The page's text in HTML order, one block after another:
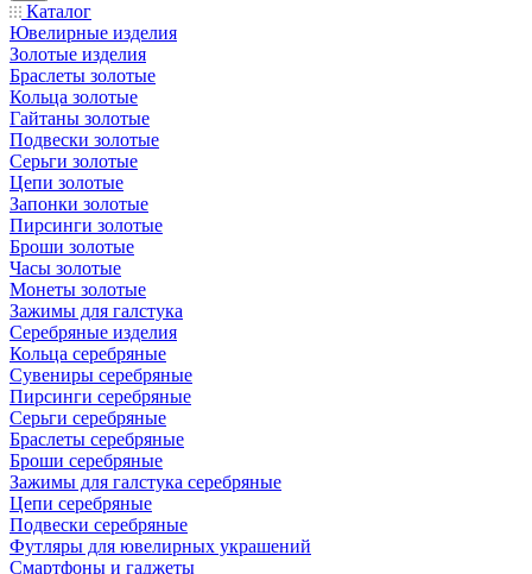
Каталог
Ювелирные изделия
Золотые изделия
Браслеты золотые
Кольца золотые
Гайтаны золотые
Подвески золотые
Серьги золотые
Цепи золотые
Запонки золотые
Пирсинги золотые
Броши золотые
Часы золотые
Монеты золотые
Зажимы для галстука
Серебряные изделия
Кольца серебряные
Сувениры серебряные
Пирсинги серебряные
Серьги серебряные
Браслеты серебряные
Броши серебряные
Зажимы для галстука серебряные
Цепи серебряные
Подвески серебряные
Футляры для ювелирных украшений
Смартфоны и гаджеты